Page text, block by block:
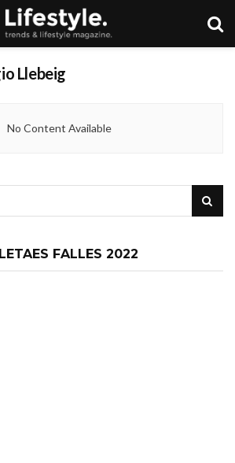
Llebeig
No Content Available
FALLES 2022